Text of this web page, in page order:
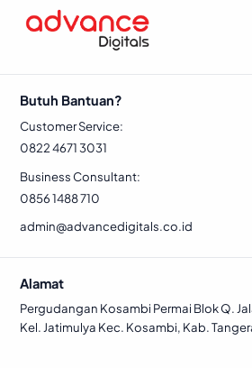
Butuh Bantuan?
Customer Service:
0822 4671 3031
Business Consultant:
0856 1488 710
admin@advancedigitals.co.id
Alamat
Pergudangan Kosambi Permai Blok Q.
Kel. Jatimulya Kec. Kosambi, Kab.